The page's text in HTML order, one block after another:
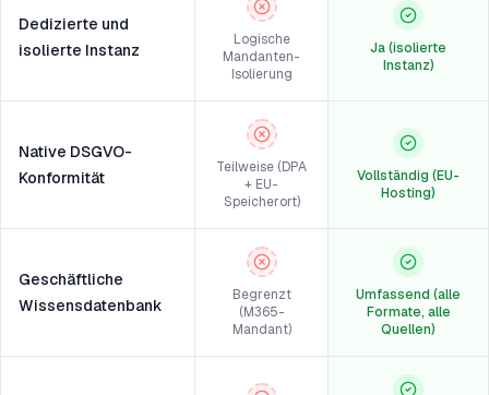
Dedizierte und
isolierte Instanz
Logische
Mandanten-
Isolierung
Ja (isolierte
Instanz)
Native DSGVO-
Konformität
Teilweise (DPA
+ EU-
Speicherort)
Vollständig (EU-
Hosting)
Geschäftliche
Wissensdatenbank
Begrenzt
(M365-
Mandant)
Umfassend (alle
Formate, alle
Quellen)